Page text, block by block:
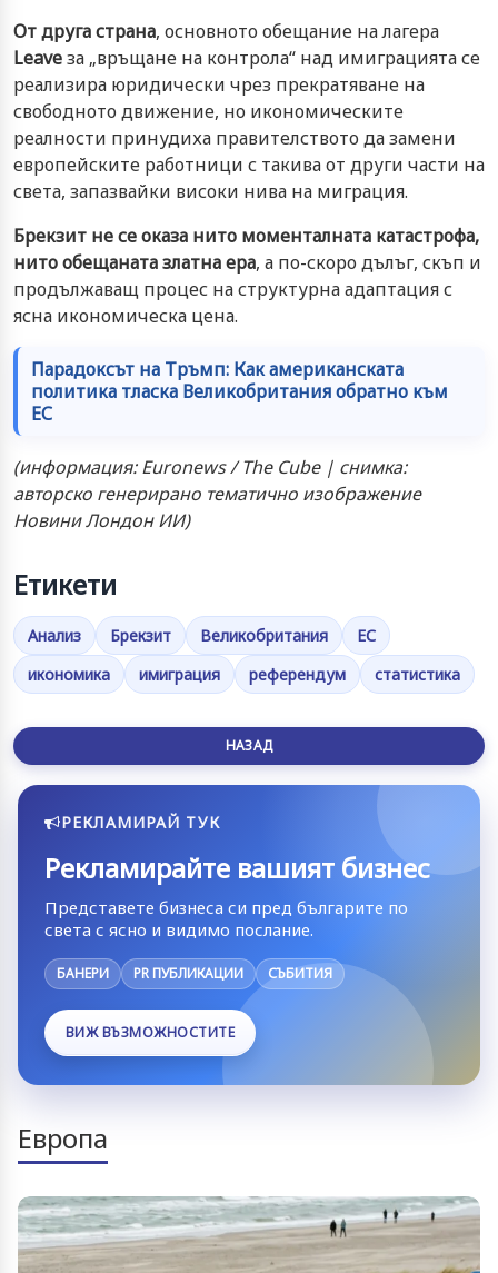
От друга страна, основното обещание на лагера
Leaveза „връщане на контрола“ над имиграцията се
реализира юридически чрез прекратяване на
свободното движение, но икономическите
реалности принудиха правителството да замени
европейските работници с такива от други части на
света, запазвайки високи нива на миграция.
Брекзит не се оказа нито моменталната катастрофа,
нито обещаната златна ера, а по-скоро дълъг, скъп и
продължаващ процес на структурна адаптация с
ясна икономическа цена.
Парадоксът на Тръмп: Как американската
политика тласка Великобритания обратно към
ЕС
(информация: Euronews / The Cube | снимка:
авторско генерирано тематично изображение
Новини Лондон ИИ)
Етикети
Анализ Брекзит Великобритания
ЕС
икономика
имиграция референдум статистика
НАЗАД
РЕКЛАМИРАЙ ТУК
Рекламирайте вашият бизнес
Представете бизнеса си пред българите по
света с ясно и видимо послание.
БАНЕРИ PR ПУБЛИКАЦИИ СЪБИТИЯ
ВИЖ ВЪЗМОЖНОСТИТЕ
Европа